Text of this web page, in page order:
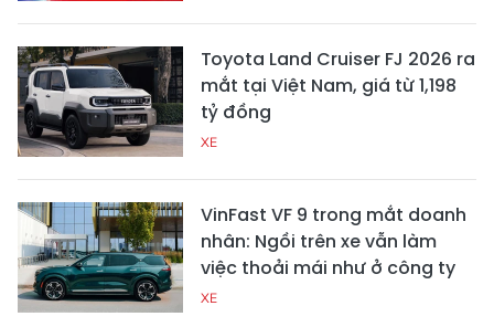
Toyota Land Cruiser FJ 2026 ra
mắt tại Việt Nam, giá từ 1,198
tỷ đồng
XE
VinFast VF 9 trong mắt doanh
nhân: Ngồi trên xe vẫn làm
việc thoải mái như ở công ty
XE